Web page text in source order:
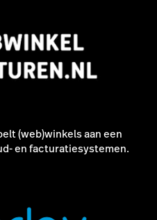
(web)winkels aan een
en facturatiesystemen.